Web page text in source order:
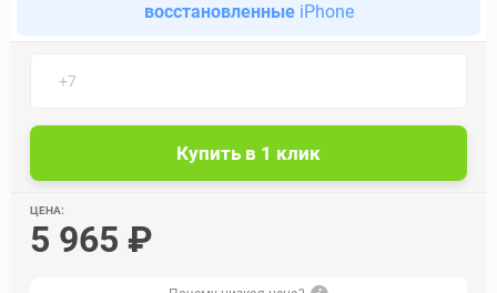
восстановленныеiPhone
ЦЕНА:
5 965 ₽